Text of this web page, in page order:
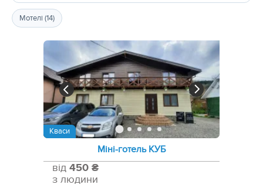
Мотелі (14)
Кваси
Міні-готель КУБ
від 450 ₴
з людини